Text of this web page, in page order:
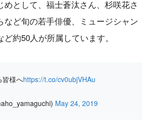
めとして、福士蒼汰さん、杉咲花さ
など旬の若手俳優、ミュージシャン
約50人が所属しています。
皆様へhttps://t.co/cv0ubjVHAu
May 24, 2019